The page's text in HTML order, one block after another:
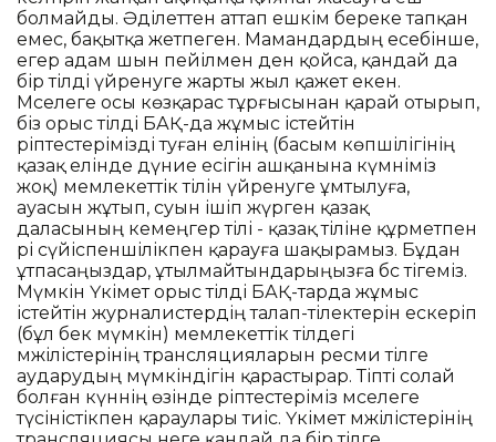
болмайды. Әділеттен аттап ешкім береке тапқан
емес, бақытқа жетпеген. Мамандардың есебінше,
егер адам шын пейілмен ден қойса, қандай да
бір тілді үйренуге жарты жыл қажет екен.
Мәселеге осы көзқарас тұрғысынан қарай отырып,
біз орыс тілді БАҚ-да жұмыс істейтін
әріптестерімізді туған елінің (басым көпшілігінің
қазақ елінде дүние есігін ашқанына күмәніміз
жоқ) мемлекеттік тілін үйренуге ұмтылуға,
ауасын жұтып, суын ішіп жүрген қазақ
даласының кемеңгер тілі - қазақ тіліне құрметпен
әрі сүйіспеншілікпен қарауға шақырамыз. Бұдан
ұтпасаңыздар, ұтылмайтындарыңызға бәс тігеміз.
Мүмкін Үкімет орыс тілді БАҚ-тарда жұмыс
істейтін журналистердің талап-тілектерін ескеріп
(бұл бек мүмкін) мемлекеттік тілдегі
мәжілістерінің трансляцияларын ресми тілге
аударудың мүмкіндігін қарастырар. Тіпті солай
болған күннің өзінде әріптестеріміз мәселеге
түсіністікпен қараулары тиіс. Үкімет мәжілістерінің